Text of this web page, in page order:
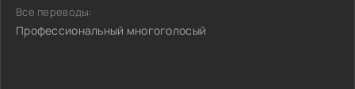
Все переводы:
Профессиональный многоголосый